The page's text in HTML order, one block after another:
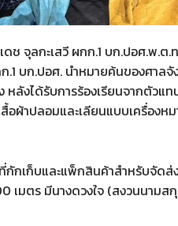
ช จุลกะเสวี ผกก.1 บก.ปอศ.พ.ต.
บก.ปอศ. นำหมายค้นของศาลจั
หลังได้รับการร้องเรียนจากตัวแ
อผ้าปลอมและเลียนแบบเครื่องห
กเก็บและแพ็กสินค้าสำหรับจัดส่
เมตร มีนางดวงใจ (สงวนนามส